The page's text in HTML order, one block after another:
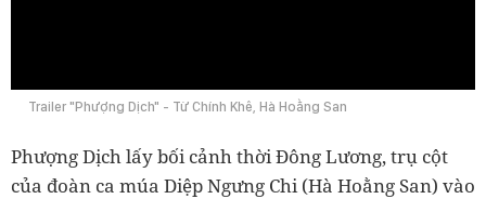
Trailer "Phượng Dịch" - Từ Chính Khê, Hà Hoằng San
Phượng Dịch lấy bối cảnh thời Đông Lương, trụ cột
của đoàn ca múa Diệp Ngưng Chi (Hà Hoằng San) vào